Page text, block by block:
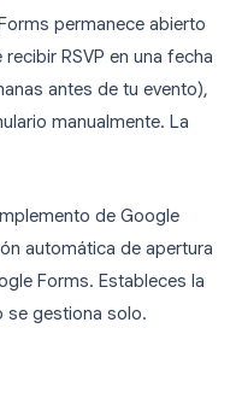
permanece abierto
RSVP en una fecha
antes de tu evento),
manualmente. La
de Google
automática de apertura
Forms. Estableces la
se gestiona solo.